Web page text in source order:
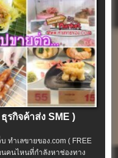
รกิจค้าส่ง SME )
ทำเลขายของ.com ( FREE
คนไหนที่กำลังหาช่องทาง